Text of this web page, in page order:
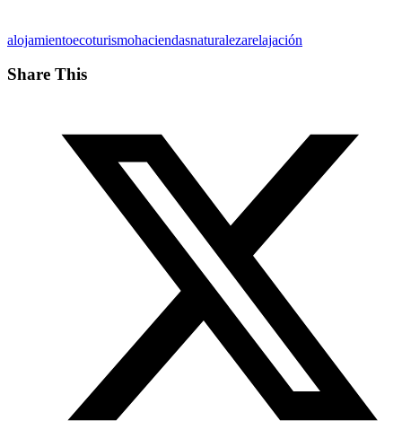
alojamientoecoturismohaciendasnaturalezarelajación
Share This